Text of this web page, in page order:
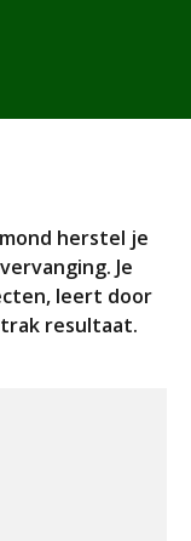
herstel je
Je
leert door
resultaat.